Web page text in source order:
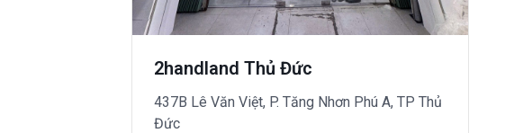
2handland Thủ Đức
437B Lê Văn Việt, P. Tăng Nhơn Phú A, TP Thủ
Đức